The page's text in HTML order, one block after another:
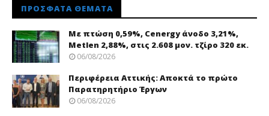
ΠΡΌΣΦΑΤΑ ΘΈΜΑΤΑ
Με πτώση 0,59%, Cenergy άνοδο 3,21%,
Metlen 2,88%, στις 2.608 μον. τζίρο 320 εκ.
06/08/2026
Περιφέρεια Αττικής: Αποκτά το πρώτο
Παρατηρητήριο Έργων
06/08/2026